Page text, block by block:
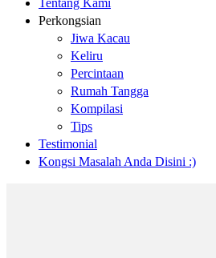
Tentang Kami
Perkongsian
Jiwa Kacau
Keliru
Percintaan
Rumah Tangga
Kompilasi
Tips
Testimonial
Kongsi Masalah Anda Disini :)